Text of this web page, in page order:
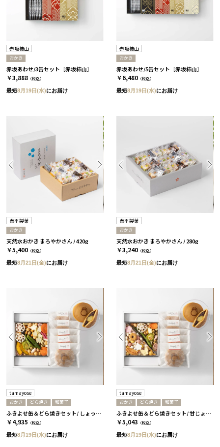
赤坂柿山
おかき
赤坂あわせ/3缶セット［赤坂柿山］
￥3,888 （税込）
最短8月19日(水)にお届け
赤坂柿山
おかき
赤坂あわせ/5缶セット［赤坂柿山］
￥6,480 （税込）
最短8月19日(水)にお届け
泰平製菓
おかき
天然水おかき まろやかさん / 420g
￥5,400 （税込）
最短8月21日(金)にお届け
泰平製菓
おかき
天然水おかき まろやかさん / 280g
￥3,240 （税込）
最短8月21日(金)にお届け
tamayose
おかき どら焼き 和菓子
ふきよせ缶＆どら焼きセット/ しょっぱい缶［tamayose］
￥4,935 （税込）
最短8月19日(水)にお届け
tamayose
おかき どら焼き 和菓子
ふきよせ缶＆どら焼きセット/ 甘じょっぱい缶［tamayose］
￥5,043 （税込）
最短8月19日(水)にお届け